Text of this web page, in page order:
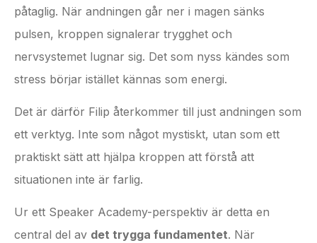
påtaglig. När andningen går ner i magen sänks
pulsen, kroppen signalerar trygghet och
nervsystemet lugnar sig. Det som nyss kändes som
stress börjar istället kännas som energi.
Det är därför Filip återkommer till just andningen som
ett verktyg. Inte som något mystiskt, utan som ett
praktiskt sätt att hjälpa kroppen att förstå att
situationen inte är farlig.
Ur ett Speaker Academy-perspektiv är detta en
central del av det trygga fundamentet. När